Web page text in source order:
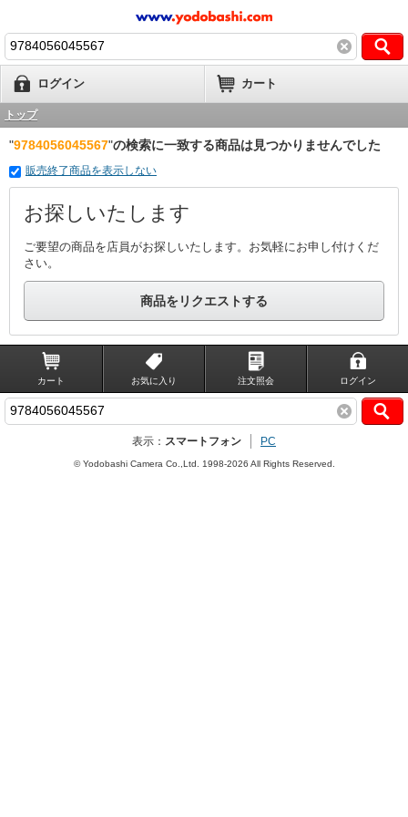
ログイン カート
トップ
"9784056045567"の検索に一致する商品は見つかりませんでした
販売終了商品を表示しない
お探しいたします
ご要望の商品を店員がお探しいたします。お気軽にお申し付けくだ
さい。
商品をリクエストする
カート お気に入り 注文照会 ログイン
表示： スマートフォン PC
© Yodobashi Camera Co.,Ltd. 1998-2026 All Rights Reserved.